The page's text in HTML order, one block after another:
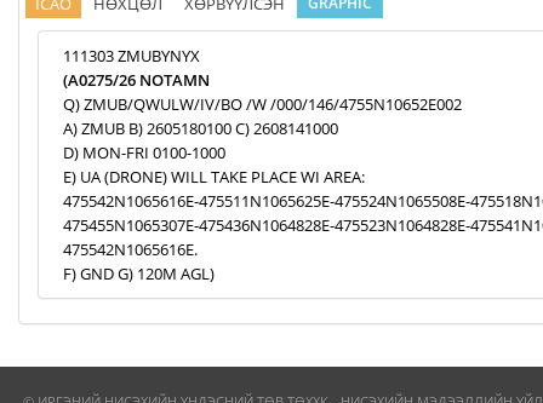
111303 ZMUBYNYX
(A0275/26 NOTAMN
Q) ZMUB/QWULW/IV/BO /W /000/146/4755N10652E002
A) ZMUB B) 2605180100 C) 2608141000
D) MON-FRI 0100-1000
E) UA (DRONE) WILL TAKE PLACE WI AREA:
475542N1065616E-475511N1065625E-475524N1065508E-
475455N1065307E-475436N1064828E-475523N1064828E-
475542N1065616E.
F) GND G) 120M AGL)